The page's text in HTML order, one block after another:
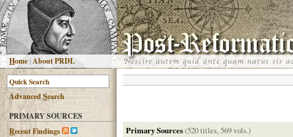
Home |About PRDL
AdvancedSearch
PRIMARY SOURCES
Recent Findings
Primary Sources(520 titles, 569 vols.)